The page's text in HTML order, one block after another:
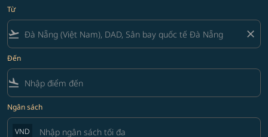
Từ
flight_takeoff close
Đến
flight_land
Ngân sách
VND